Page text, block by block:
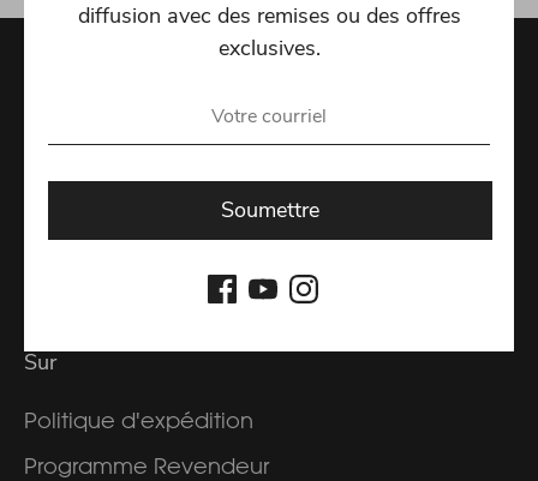
Adresse e-mail
S'inscrire
Sur
Politique d'expédition
Programme Revendeur
diffusion avec des remises ou des offres
exclusives.
Soumettre